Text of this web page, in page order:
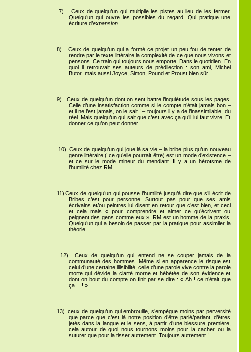
7)
Ceux de quelqu’un qui multiplie les pistes au lieu de les fermer.
Quelqu’un qui ouvre les possibles du regard. Qui pratique une
écriture d’expansion.
8)
Ceux de quelqu’un qui a formé ce projet un peu fou de tenter de
rendre par le texte littéraire la complexité de ce que nous vivons et
pensons. Ce train qui toujours nous emporte. Dans le quotidien. En
quoi il retrouvait ses auteurs de prédilection : son ami, Michel
Butor mais aussi Joyce, Simon, Pound et Proust bien sûr…
9)
Ceux de quelqu’un dont on sent battre l’inquiétude sous les pages.
Celle d’une insatisfaction comme si le compte n’était jamais bon –
et il ne l’est jamais, on le sait ! – toujours il y a de l’inassimilable, du
réel. Mais quelqu’un qui sait que c’est avec ça qu’il lui faut vivre. Et
donner ce qu’on peut donner.
10) Ceux de quelqu’un qui joue là sa vie – la bribe plus qu’un nouveau
genre littéraire ( ce qu’elle pourrait être) est un mode d’existence –
et ce sur le mode mineur du mendiant. Il y a un héroïsme de
l’humilité chez RM.
11) Ceux de quelqu’un qui pousse l’humilité jusqu’à dire que s’il écrit de
Bribes c’est pour personne. Surtout pas pour que ses amis
écrivains et/ou peintres lui disent en retour que c’est bien, et ceci
et cela mais « pour comprendre et aimer ce qu’écrivent ou
peignent des gens comme eux ». RM est un homme de la praxis.
Quelqu’un qui a besoin de passer par la pratique pour assimiler la
théorie.
12)
Ceux de quelqu’un qui entend ne se couper jamais de la
communauté des hommes. Même si en apparence le risque est
celui d’une certaine illisibilité, celle d’une parole vive contre la parole
morte qui dévide la clarté morne et hébétée de son évidence et
dont on bout du compte on finit par se dire : « Ah ! ce n’était que
ça… ! »
13) ceux de quelqu’un qui embrouille, s’empègue moins par perversité
que parce que c’est là notre position d’être parlé/parlant, d’êtres
jetés dans la langue et le sens, à partir d’une blessure première,
cela autour de quoi nous tournons moins pour la cacher ou la
suturer que pour la tisser autrement. Toujours autrement !